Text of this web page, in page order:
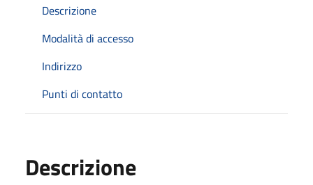
Descrizione
Modalità di accesso
Indirizzo
Punti di contatto
Descrizione